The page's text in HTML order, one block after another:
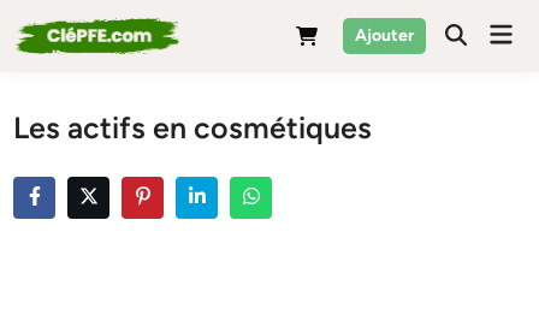
to
Ajouter
Les actifs en cosmétiques